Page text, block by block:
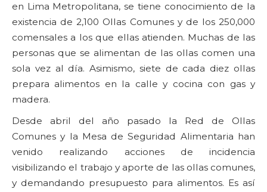
en Lima Metropolitana, se tiene conocimiento de la
existencia de 2,100 Ollas Comunes y de los 250,000
comensales a los que ellas atienden. Muchas de las
personas que se alimentan de las ollas comen una
sola vez al día. Asimismo, siete de cada diez ollas
prepara alimentos en la calle y cocina con gas y
madera.
Desde abril del año pasado la Red de Ollas
Comunes y la Mesa de Seguridad Alimentaria han
venido realizando acciones de incidencia
visibilizando el trabajo y aporte de las ollas comunes,
y demandando presupuesto para alimentos. Es así